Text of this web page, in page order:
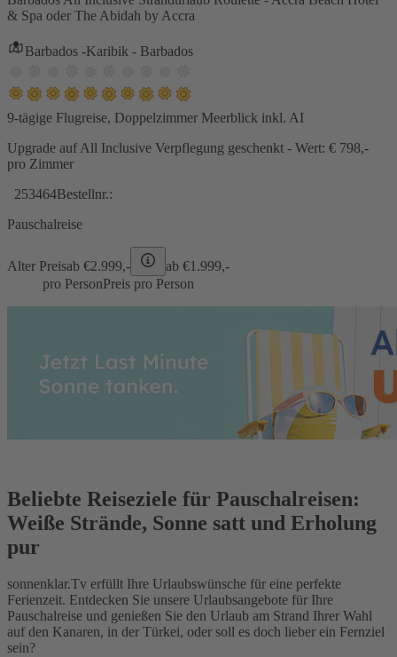
& Spa oder The Abidah by Accra
Barbados -Karibik - Barbados
9-tägige Flugreise, Doppelzimmer Meerblick inkl. AI
Upgrade auf All Inclusive Verpflegung geschenkt - Wert: € 798,-
pro Zimmer
253464Bestellnr.:
Pauschalreise
Alter Preisab €2.999,- ab €1.999,-
pro PersonPreis pro Person
Beliebte Reiseziele für Pauschalreisen:
Weiße Strände, Sonne satt und Erholung
pur
sonnenklar.Tv erfüllt Ihre Urlaubswünsche für eine perfekte
Ferienzeit. Entdecken Sie unsere Urlaubsangebote für Ihre
Pauschalreise und genießen Sie den Urlaub am Strand Ihrer Wahl
auf den Kanaren, in der Türkei, oder soll es doch lieber ein Fernziel
sein?